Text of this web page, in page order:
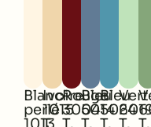
Blanc
perlé
1013
Ivoire
1015
T.
Rouge
3004
T.
Bleu
5014
T.
Bleu
5024
T.
Vert
T. T.